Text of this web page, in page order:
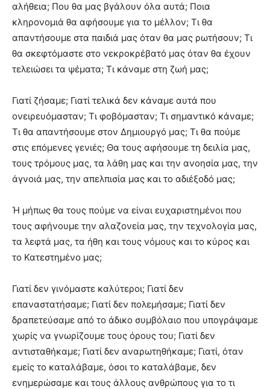
αλήθεια; Που θα μας βγάλουν όλα αυτά; Ποια
κληρονομιά θα αφήσουμε για το μέλλον; Τι θα
απαντήσουμε στα παιδιά μας όταν θα μας ρωτήσουν; Τι
θα σκεφτόμαστε στο νεκροκρέβατό μας όταν θα έχουν
τελειώσει τα ψέματα; Τι κάναμε στη ζωή μας;
Γιατί ζήσαμε; Γιατί τελικά δεν κάναμε αυτά που
ονειρευόμασταν; Τι φοβόμασταν; Τι σημαντικό κάναμε;
Τι θα απαντήσουμε στον Δημιουργό μας; Τι θα πούμε
στις επόμενες γενιές; Θα τους αφήσουμε τη δειλία μας,
τους τρόμους μας, τα λάθη μας και την ανοησία μας, την
άγνοιά μας, την απελπισία μας και το αδιέξοδό μας;
Ή μήπως θα τους πούμε να είναι ευχαριστημένοι που
τους αφήνουμε την αλαζονεία μας, την τεχνολογία μας,
τα λεφτά μας, τα ήθη και τους νόμους και το κύρος και
το Κατεστημένο μας;
Γιατί δεν γινόμαστε καλύτεροι; Γιατί δεν
επαναστατήσαμε; Γιατί δεν πολεμήσαμε; Γιατί δεν
δραπετεύσαμε από το άδικο συμβόλαιο που υπογράψαμε
χωρίς να γνωρίζουμε τους όρους του; Γιατί δεν
αντισταθήκαμε; Γιατί δεν αναρωτηθήκαμε; Γιατί, όταν
εμείς το καταλάβαμε, όσοι το καταλάβαμε, δεν
ενημερώσαμε και τους άλλους ανθρώπους για το τι